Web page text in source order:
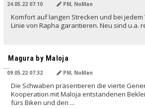
24.05.22 07:10 PM, NoMan
Komfort auf langen Strecken und bei
Linie von Rapha garantieren. Neu sind u.a.
Magura by Maloja
09.05.22 07:32 PM, NoMan
Die Schwaben präsentieren die vierte
Kooperation mit Maloja entstandenen
fürs Biken und den ...